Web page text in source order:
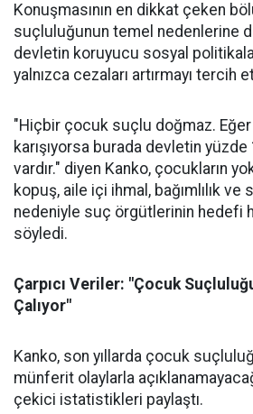
Konuşmasının en dikkat çeken
suçluluğunun temel nedenlerine
devletin koruyucu sosyal
yalnızca cezaları artırmayı tercih
"Hiçbir çocuk suçlu doğmaz.
karışıyorsa burada devletin
vardır." diyen Kanko, çocukların
kopuş, aile içi ihmal, bağımlılık
nedeniyle suç örgütlerinin hedefi
söyledi.
Çarpıcı Veriler: "Çocuk
Çalıyor"
Kanko, son yıllarda çocuk
münferit olaylarla
çekici istatistikleri paylaştı.